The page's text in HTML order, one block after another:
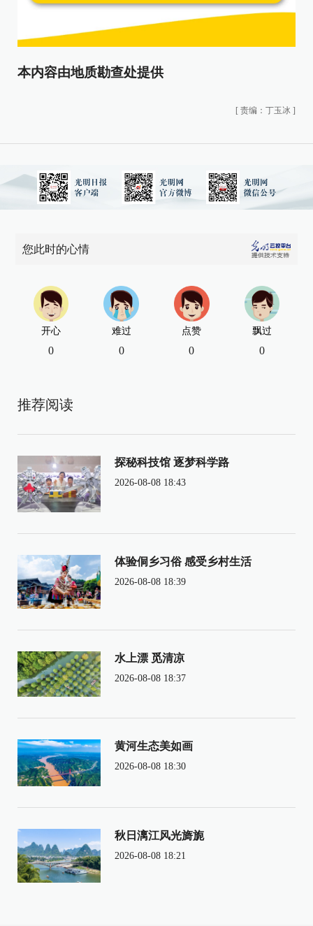
本内容由地质勘查处提供
[ 责编：丁玉冰 ]
您此时的心情
开心
0
难过
0
点赞
0
飘过
0
推荐阅读
探秘科技馆 逐梦科学路
2026-08-08 18:43
体验侗乡习俗 感受乡村生活
2026-08-08 18:39
水上漂 觅清凉
2026-08-08 18:37
黄河生态美如画
2026-08-08 18:30
秋日漓江风光旖旎
2026-08-08 18:21